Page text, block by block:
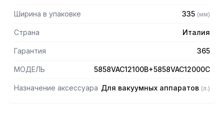
Ширина в упаковке 335 (мм)
Страна Италия
Гарантия 365
МОДЕЛЬ 5858VAC12100B+5858VAC12000C
Назначение аксессуара Для вакуумных аппаратов (л.)